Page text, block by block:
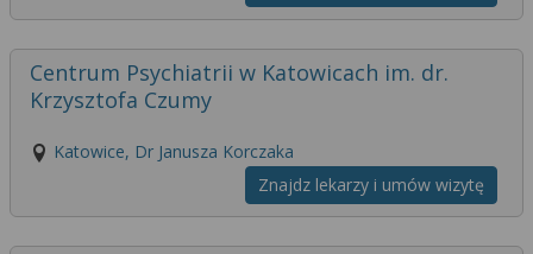
Centrum Psychiatrii w Katowicach im. dr.
Krzysztofa Czumy
Katowice, Dr Janusza Korczaka
Znajdz lekarzy i umów wizytę